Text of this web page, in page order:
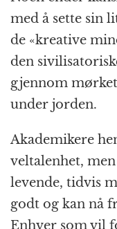
med å sette sin
de «kreative
den
gjennom
under jorden.
Akademikere
veltalenhet,
levende, tidvis
godt og kan nå
Enhver som vil